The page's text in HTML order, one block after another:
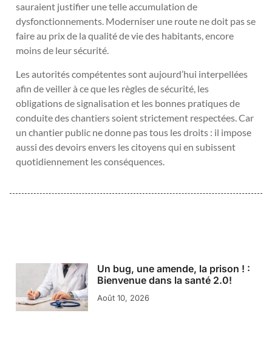
sauraient justifier une telle accumulation de
dysfonctionnements. Moderniser une route ne doit pas se
faire au prix de la qualité de vie des habitants, encore
moins de leur sécurité.
Les autorités compétentes sont aujourd’hui interpellées
afin de veiller à ce que les règles de sécurité, les
obligations de signalisation et les bonnes pratiques de
conduite des chantiers soient strictement respectées. Car
un chantier public ne donne pas tous les droits : il impose
aussi des devoirs envers les citoyens qui en subissent
quotidiennement les conséquences.
Un bug, une amende, la prison ! :
Bienvenue dans la santé 2.0!
Août 10, 2026